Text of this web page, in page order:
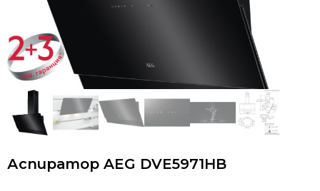
Аспиратор AEG DVE5971HB